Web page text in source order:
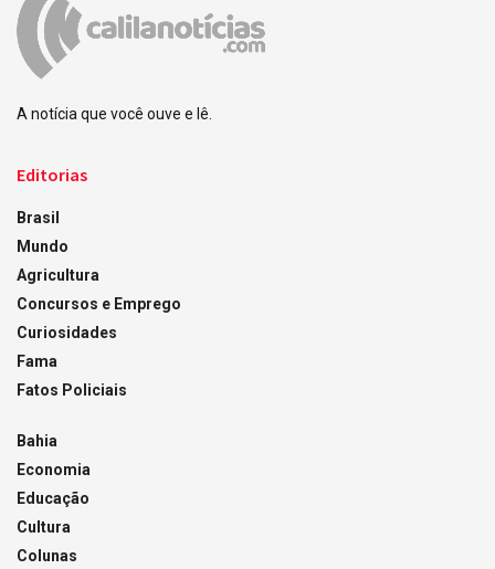
A notícia que você ouve e lê.
Editorias
Brasil
Mundo
Agricultura
Concursos e Emprego
Curiosidades
Fama
Fatos Policiais
Bahia
Economia
Educação
Cultura
Colunas